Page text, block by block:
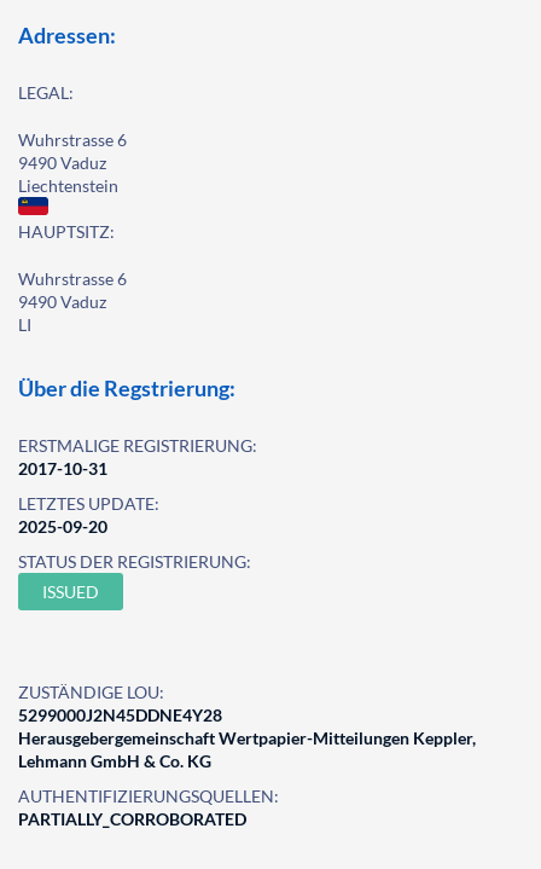
Adressen:
LEGAL:
Wuhrstrasse 6
9490 Vaduz
Liechtenstein
HAUPTSITZ:
Wuhrstrasse 6
9490 Vaduz
LI
Über die Regstrierung:
ERSTMALIGE REGISTRIERUNG:
2017-10-31
LETZTES UPDATE:
2025-09-20
STATUS DER REGISTRIERUNG:
ISSUED
ZUSTÄNDIGE LOU:
5299000J2N45DDNE4Y28
Herausgebergemeinschaft Wertpapier-Mitteilungen Keppler,
Lehmann GmbH & Co. KG
AUTHENTIFIZIERUNGSQUELLEN:
PARTIALLY_CORROBORATED